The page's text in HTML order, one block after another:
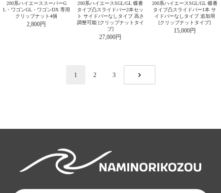
200系ハイエーススーパーG
L・ワゴンGL・ワゴンDX 専用
クリップナット4個
2,800円
200系ハイエースSGL/GL 蝶番
タイプ凸スライドバー2本セッ
ト サイドバーなしタイプ 高さ
調整可能 [クリップナットタイ
プ]
27,000円
200系ハイエースSGL/GL 蝶番
タイプ凸スライドバー1本 サ
イドバーなしタイプ 追加用
[クリップナットタイプ]
15,000円
1 2
3